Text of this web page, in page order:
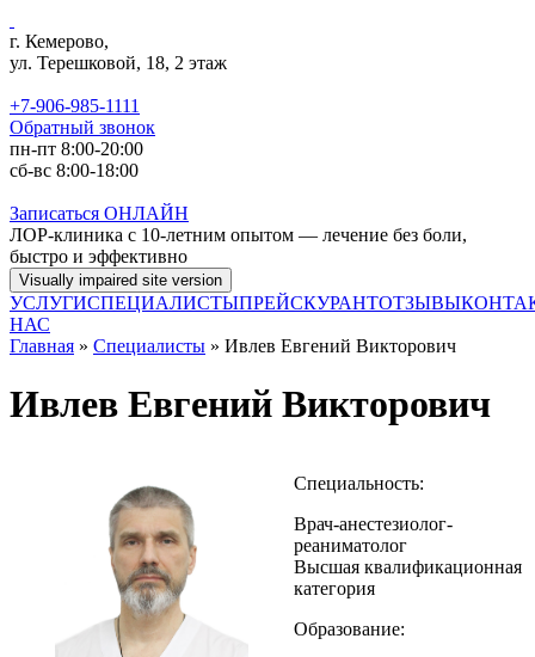
г. Кемерово,
ул. Терешковой, 18, 2 этаж
+7-906-985-1111
Обратный звонок
пн-пт 8:00-20:00
сб-вс 8:00-18:00
Записаться ОНЛАЙН
ЛОР-клиника с 10-летним опытом — лечение без боли,
быстро и эффективно
УСЛУГИСПЕЦИАЛИСТЫПРЕЙСКУРАНТОТЗЫВЫ
НАС
Главная » Специалисты » Ивлев Евгений Викторович
Ивлев Евгений Викторович
Специальность:
Врач-анестезиолог-
реаниматолог
Высшая квалификационная
категория
Образование: